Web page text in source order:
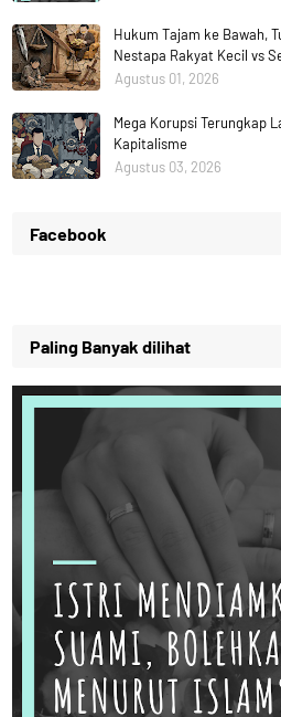
Hukum Tajam ke Bawah,
Nestapa Rakyat Kecil vs
Agustus 01, 2026
Mega Korupsi Terungkap
Kapitalisme
Agustus 03, 2026
Facebook
Paling Banyak dilihat